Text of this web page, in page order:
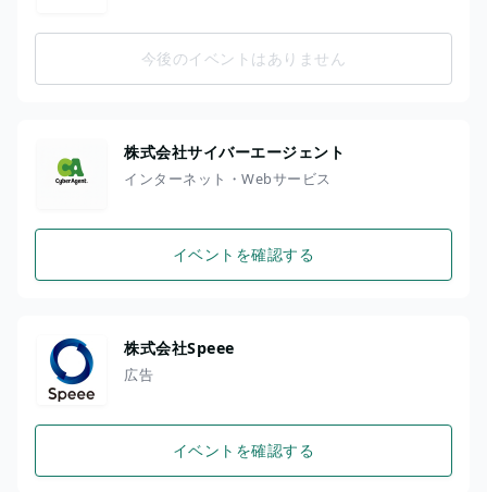
今後のイベントはありません
株式会社サイバーエージェント
インターネット・Webサービス
イベントを確認する
株式会社Speee
広告
イベントを確認する